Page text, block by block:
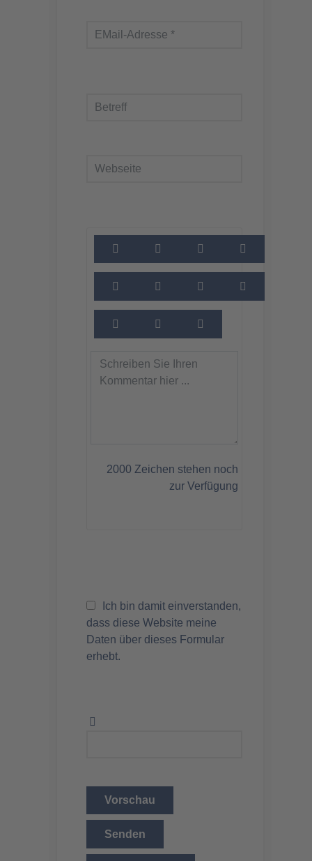
2000 Zeichen stehen noch
zur Verfügung
Ich bin damit einverstanden,
dass diese Website meine
Daten über dieses Formular
erhebt.
Vorschau
Senden